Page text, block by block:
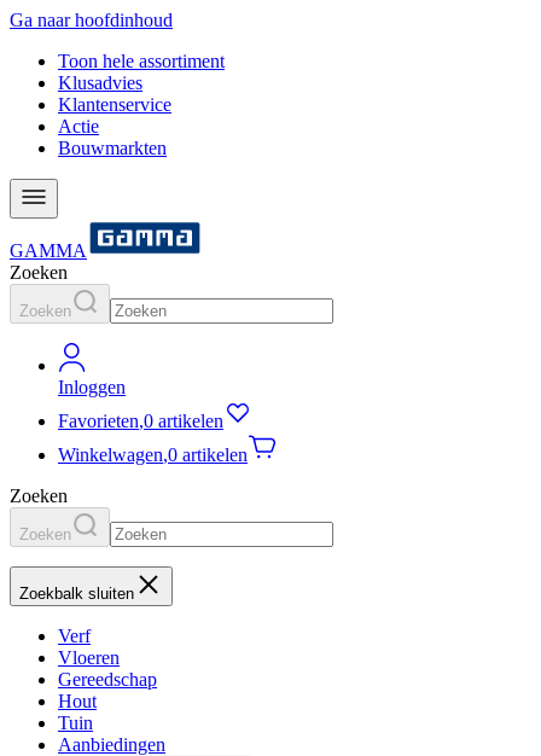
Ga naar hoofdinhoud
Toon hele assortiment
Klusadvies
Klantenservice
Actie
Bouwmarkten
GAMMA
Zoeken
Zoeken
Inloggen
Favorieten,0 artikelen
Winkelwagen,0 artikelen
Zoeken
Zoeken
Zoekbalk sluiten
Verf
Vloeren
Gereedschap
Hout
Tuin
Aanbiedingen